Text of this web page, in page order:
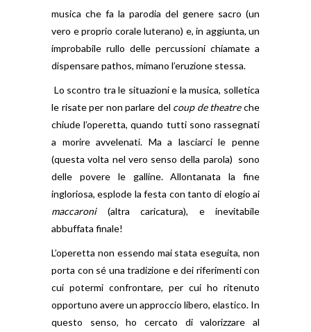
musica che fa la parodia del genere sacro (un
vero e proprio corale luterano) e, in aggiunta, un
improbabile rullo delle percussioni chiamate a
dispensare pathos, mimano l’eruzione stessa.
Lo scontro tra le situazioni e la musica, solletica
le risate per non parlare del coup de theatreche
chiude l’operetta, quando tutti sono rassegnati
a morire avvelenati. Ma a lasciarci le penne
(questa volta nel vero senso della parola) sono
delle povere le galline. Allontanata la fine
ingloriosa, esplode la festa con tanto di elogio ai
maccaroni (altra caricatura), e inevitabile
abbuffata finale!
L’operetta non essendo mai stata eseguita, non
porta con sé una tradizione e dei riferimenti con
cui potermi confrontare, per cui ho ritenuto
opportuno avere un approccio libero, elastico. In
questo senso, ho cercato di valorizzare al